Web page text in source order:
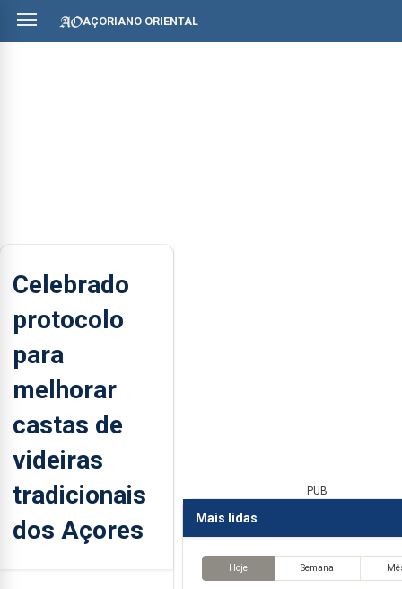
AÇORIANO ORIENTAL
Celebrado
protocolo
para
melhorar
castas de
videiras
tradicionais
dos Açores
PUB
Mais lidas
Hoje Semana